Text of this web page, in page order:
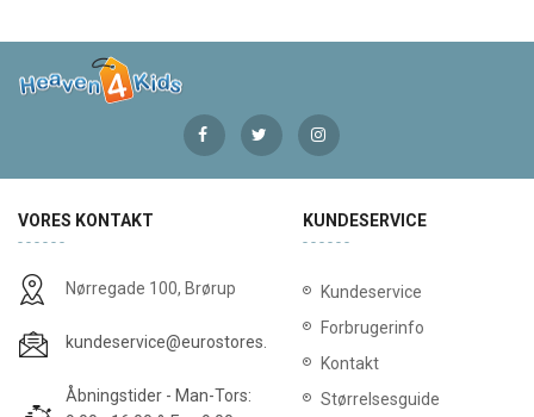
VORES KONTAKT
Nørregade 100, Brørup
kundeservice@eurostores.dk
Åbningstider - Man-Tors:
KUNDESERVICE
Kundeservice
Forbrugerinfo
Kontakt
Størrelsesguide